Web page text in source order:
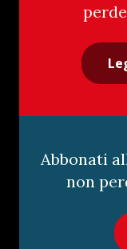
Abbonati
non